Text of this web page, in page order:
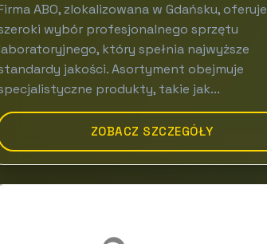
ABO, zlokalizowana w Gdańsku, oferuje
wybór profesjonalnego sprzętu
który spełnia najwyższe
jakości. Asortyment obejmuje
produkty, takie jak...
ZOBACZ SZCZEGÓŁY